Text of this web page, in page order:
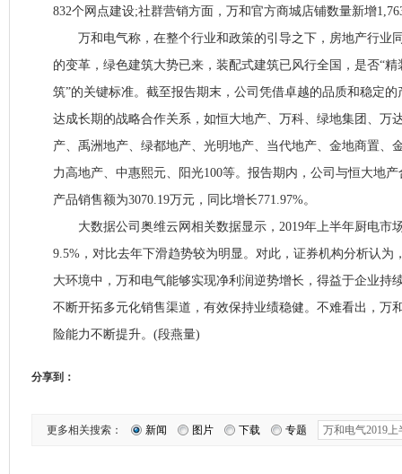
832个网点建设;社群营销方面，万和官方商城店铺数量新增
万和电气称，在整个行业和政策的引导之下，房地产行业
的变革，绿色建筑大势已来，装配式建筑已风行全国，是否“精
筑”的关键标准。截至报告期末，公司凭借卓越的品质和稳定
达成长期的战略合作关系，如恒大地产、万科、绿地集团、万
产、禹洲地产、绿都地产、光明地产、当代地产、金地商置、
力高地产、中惠熙元、阳光100等。报告期内，公司与恒大地
产品销售额为3070.19万元，同比增长771.97%。
大数据公司奥维云网相关数据显示，2019年上半年厨电市
9.5%，对比去年下滑趋势较为明显。对此，证券机构分析认为
大环境中，万和电气能够实现净利润逆势增长，得益于企业持
不断开拓多元化销售渠道，有效保持业绩稳健。不难看出，万
险能力不断提升。(段燕量)
分享到：
更多相关搜索： 新闻 图片 下载 专题